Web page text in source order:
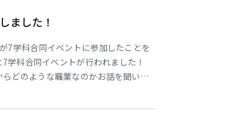
ました！
7学科合同イベントに参加したことを
学科合同イベントが行われました！
どのような職業なのかお話を聞いた